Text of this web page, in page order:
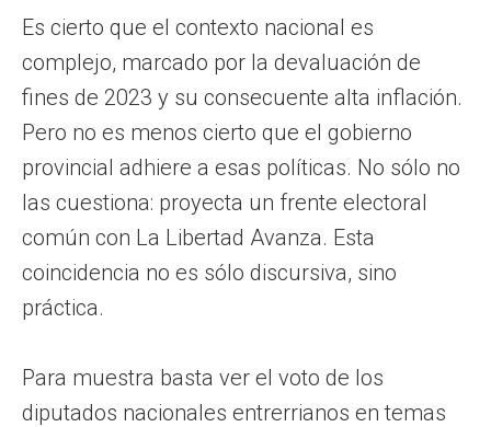
Es cierto que el contexto nacional es
complejo, marcado por la devaluación de
fines de 2023 y su consecuente alta inflación.
Pero no es menos cierto que el gobierno
provincial adhiere a esas políticas. No sólo no
las cuestiona: proyecta un frente electoral
común con La Libertad Avanza. Esta
coincidencia no es sólo discursiva, sino
práctica.
Para muestra basta ver el voto de los
diputados nacionales entrerrianos en temas